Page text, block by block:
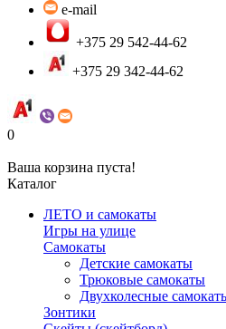
e-mail
+375 29 542-44-62
+375 29 342-44-62
0
Ваша корзина пуста!
Каталог
ЛЕТО и самокаты
Игры на улице
Самокаты
Детские самокаты
Трюковые самокаты
Двухколесные
Зонтики